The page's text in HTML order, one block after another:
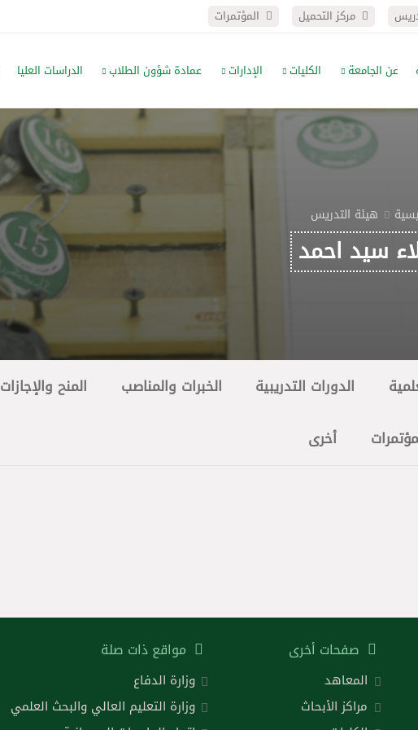
مركز التحميل المؤتمرات
عن الجامعة الكليات الإدارات عمادة شؤون الطلاب الدراسات العليا
هيئة التدريس
سيد احمد
الدورات التدريبية الخبرات والمناصب المنح والإجازات
أخرى
صفحات أخرى
المعاهد
مراكز الأبحاث
مواقع ذات صلة
وزارة الدفاع
وزارة التعليم العالي والبحث العلمي